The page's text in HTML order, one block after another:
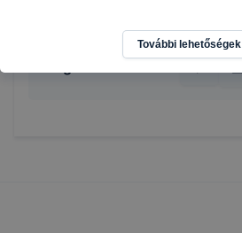
További lehetőségek